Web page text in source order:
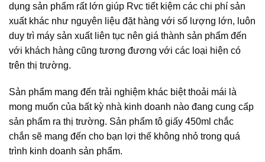
dụng sản phẩm rất lớn giúp Rvc tiết kiệm các chi phí sản
xuất khác như nguyên liệu đặt hàng với số lượng lớn, luôn
duy trì máy sản xuất liên tục nên giá thành sản phẩm đến
với khách hàng cũng tương đương với các loại hiện có
trên thị trường.
Sản phẩm mang đến trải nghiệm khác biệt thoải mái là
mong muốn của bất kỳ nhà kinh doanh nào đang cung cấp
sản phẩm ra thị trường. Sản phẩm tô giấy 450ml chắc
chắn sẽ mang đến cho bạn lợi thế không nhỏ trong quá
trình kinh doanh sản phẩm.